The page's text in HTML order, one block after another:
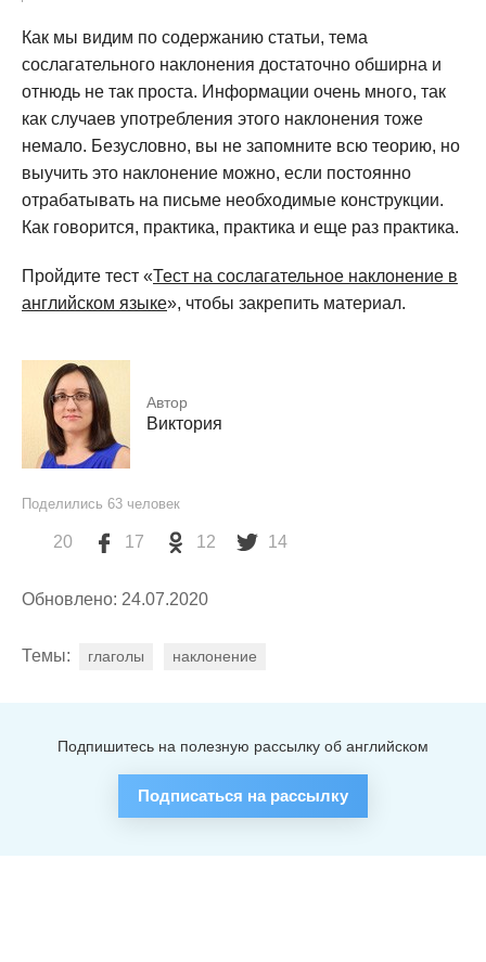
Как мы видим по содержанию статьи, тема
сослагательного наклонения достаточно обширна и
отнюдь не так проста. Информации очень много, так
как случаев употребления этого наклонения тоже
немало. Безусловно, вы не запомните всю теорию, но
выучить это наклонение можно, если постоянно
отрабатывать на письме необходимые конструкции.
Как говорится, практика, практика и еще раз практика.
Пройдите тест «Тест на сослагательное наклонение в
английском языке», чтобы закрепить материал.
Автор
Виктория
Поделились 63 человек
20 17 12 14
Обновлено: 24.07.2020
Темы: глаголы наклонение
Подпишитесь на полезную рассылку об английском
Подписаться на рассылку